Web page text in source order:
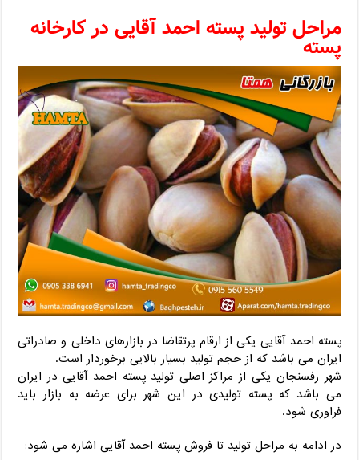
مراحل تولید پسته احمد آقایی در کارخانه
پسته
پسته احمد آقایی یکی از ارقام پرتقاضا در بازارهای داخلی و صادراتی
ایران می باشد که از حجم تولید بسیار بالایی برخوردار است.
شهر رفسنجان یکی از مراکز اصلی تولید پسته احمد آقایی در ایران
می باشد که پسته تولیدی در این شهر برای عرضه به بازار باید
فراوری شود.
در ادامه به مراحل تولید تا فروش پسته احمد آقایی اشاره می شود: